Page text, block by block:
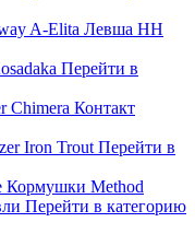
A-Elita Левша НН
Перейти в
Chimera Контакт
Iron Trout Перейти в
Кормушки Method
Перейти в категорию